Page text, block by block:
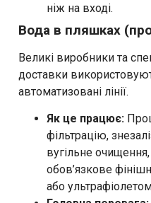
ніж на вході.
Вода в пляшках
Великі виробники та
доставки
автоматизовані лінії.
Як це працює:
фільтрацію,
вугільне
обов’язкове
або